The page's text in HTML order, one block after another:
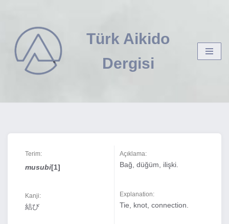
İçeriğe
geç
Türk Aikido
Dergisi
Terim:
musubi[1]
Kanji:
結び
Açıklama:
Bağ, düğüm, ilişki.
Explanation:
Tie, knot, connection.